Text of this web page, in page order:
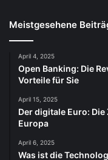
Meistgesehene
April 4, 2025
Open Banking: Die
Vorteile für Sie
April 15, 2025
Der digitale Euro:
Europa
April 6, 2025
Was ist die